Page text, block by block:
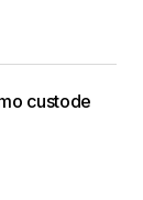
custode